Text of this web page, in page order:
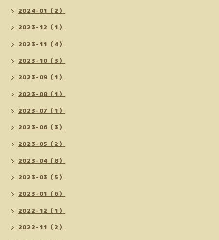
2024-01（2）
2023-12（1）
2023-11（4）
2023-10（3）
2023-09（1）
2023-08（1）
2023-07（1）
2023-06（3）
2023-05（2）
2023-04（8）
2023-03（5）
2023-01（6）
2022-12（1）
2022-11（2）